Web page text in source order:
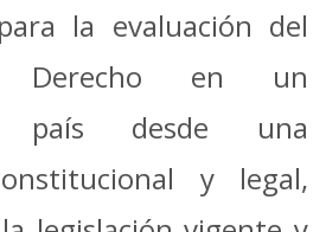
la evaluación del
Derecho en un
país desde una
y legal,